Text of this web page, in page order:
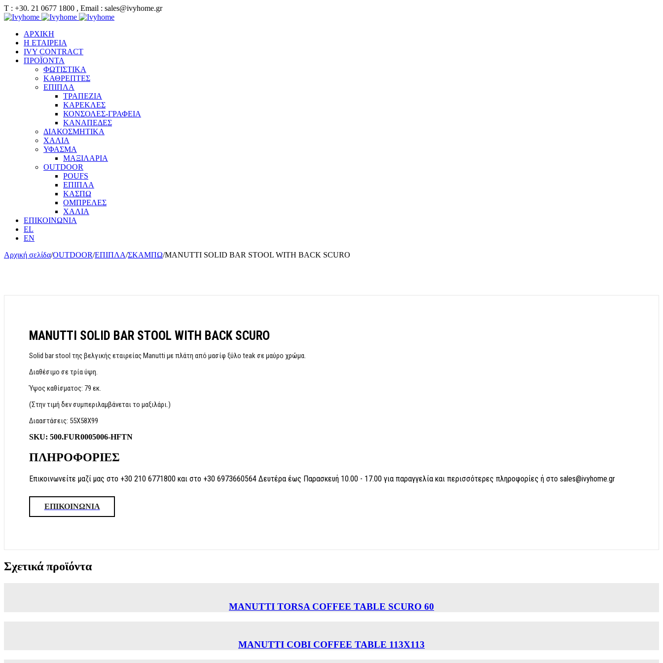
Τ : +30. 21 0677 1800 , Email : sales@ivyhome.gr
ΑΡΧΙΚΗ
Η ΕΤΑΙΡΕΙΑ
IVY CONTRACT
ΠΡΟΪΟΝΤΑ
ΦΩΤΙΣΤΙΚΑ
ΚΑΘΡΕΠΤΕΣ
ΕΠΙΠΛΑ
ΤΡΑΠΕΖΙΑ
ΚΑΡΕΚΛΕΣ
ΚΟΝΣΟΛΕΣ-ΓΡΑΦΕΙΑ
ΚΑΝΑΠΕΔΕΣ
ΔΙΑΚΟΣΜΗΤΙΚΑ
ΧΑΛΙΑ
ΥΦΑΣΜΑ
ΜΑΞΙΛΑΡΙΑ
OUTDOOR
POUFS
ΕΠΙΠΛΑ
ΚΑΣΠΩ
ΟΜΠΡΕΛΕΣ
ΧΑΛΙΑ
ΕΠΙΚΟΙΝΩΝΙΑ
EL
EN
Αρχική σελίδα/OUTDOOR/ΕΠΙΠΛΑ/ΣΚΑΜΠΩ/MANUTTI SOLID BAR STOOL WITH BACK SCURO
MANUTTI SOLID BAR STOOL WITH BACK SCURO
Solid bar stool της βελγικής εταιρείας Manutti με πλάτη από μασίφ ξύλο teak σε μαύρο χρώμα.
Διαθέσιμο σε τρία ύψη.
Ύψος καθίσματος: 79 εκ.
(Στην τιμή δεν συμπεριλαμβάνεται το μαξιλάρι.)
Διααστάσεις: 55X58X99
SKU: 500.FUR0005006-HFTN
ΠΛΗΡΟΦΟΡΙΕΣ
Επικοινωνείτε μαζί μας στο +30 210 6771800 και στο +30 6973660564 Δευτέρα έως Παρασκευή 10.00 - 17.00 για παραγγελία και περισσότερες πληροφορίες ή στο sales@ivyhome.gr
ΕΠΙΚΟΙΝΩΝΙΑ
Σχετικά προϊόντα
MANUTTI TORSA COFFEE TABLE SCURO 60
MANUTTI COBI COFFEE TABLE 113Χ113